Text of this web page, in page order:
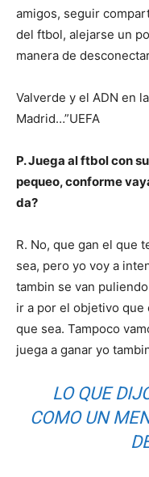
amigos, seguir
del ftbol, alejarse un
manera de
Valverde y el ADN en
Madrid…”UEFA
P. Juega al ftbol con
pequeo, conforme
da?
R. No, que gan el que
sea, pero yo voy a
tambin se van
ir a por el objetivo que
que sea. Tampoco
juega a ganar yo
LO QUE
COMO UN